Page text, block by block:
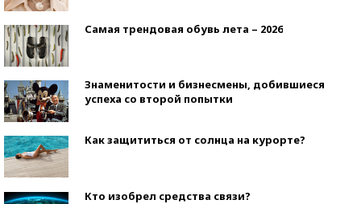
Самая трендовая обувь лета – 2026
Знаменитости и бизнесмены, добившиеся
успеха со второй попытки
Как защититься от солнца на курорте?
Кто изобрел средства связи?